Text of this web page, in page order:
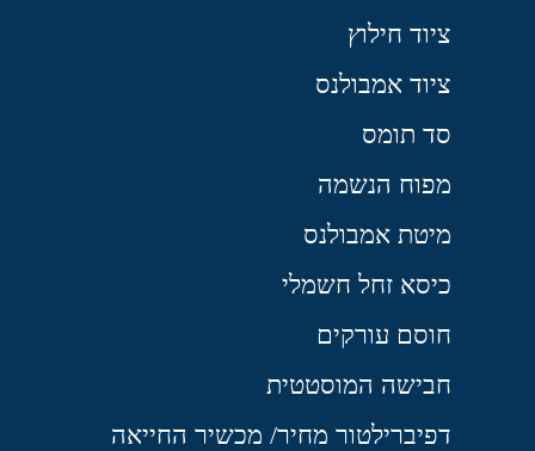
ציוד חילוץ
ציוד אמבולנס
סד תומס
מפוח הנשמה
מיטת אמבולנס
כיסא זחל חשמלי
חוסם עורקים
חבישה המוסטטית
דפיברילטור מחיר/ מכשיר החייאה